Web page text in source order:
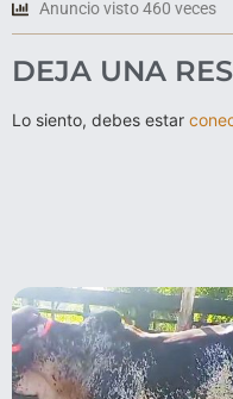
Anuncio visto 460 veces
DEJA UNA
Lo siento, debes estar